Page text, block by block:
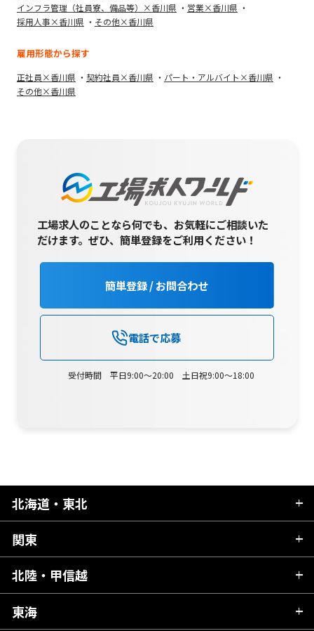
インフラ管理（社員寮、備品等）×香川県
営業×香川県
採用人事×香川県
その他×香川県
雇用形態から探す
正社員×香川県 契約社員×香川県
パート・アルバイト×香川県
その他×香川県
工場求人のことなら何でも、お気軽にご相談いた
だけます。ぜひ、簡単登録をご利用ください！
簡単登録 / お問合わせ
電話で応募
受付時間 平日9:00～20:00 土日祝9:00～18:00
北海道・東北
北海道
青森県
秋田県
関東
茨城県
栃木県
北陸・甲信越
新潟県
東海